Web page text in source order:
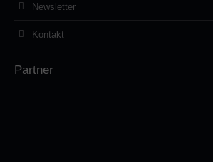
Newsletter
Kontakt
Partner